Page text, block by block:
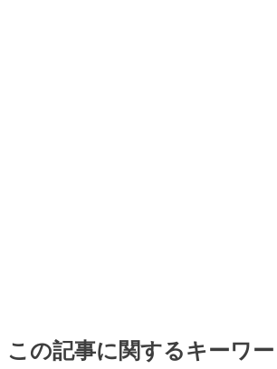
この記事に関するキーワー